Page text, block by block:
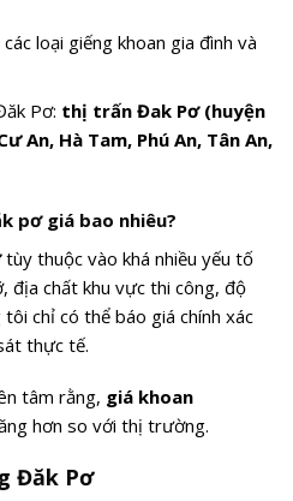
loại giếng khoan gia đình và
Pơ: thị trấn Đak Pơ (huyện
An, Hà Tam, Phú An, Tân An,
pơ giá bao nhiêu?
tùy thuộc vào khá nhiều yếu tố
địa chất khu vực thi công, độ
chỉ có thể báo giá chính xác
thực tế.
tâm rằng, giá khoan
hơn so với thị trường.
Đăk Pơ